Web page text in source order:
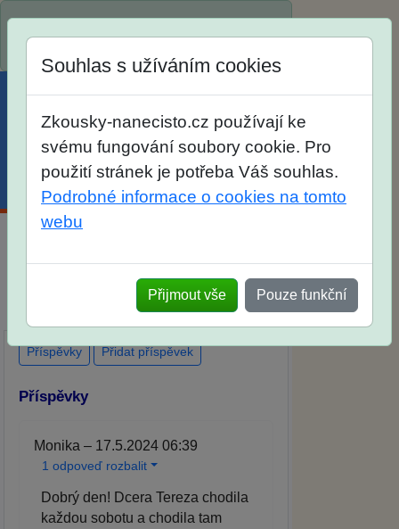
SŠ? Vaše ohlasy po skutečných
přijímacích zkouškách
Souhlas s užíváním cookies
Zkousky-nanecisto.cz používají ke
svému fungování soubory cookie. Pro
použití stránek je potřeba Váš souhlas.
Podrobné informace o cookies na tomto
webu
Přijmout vše Pouze funkční
Příspěvky Přidat příspěvek
Příspěvky
Monika – 17.5.2024 06:39
1 odpoveď rozbalit
Dobrý den! Dcera Tereza chodila
každou sobotu a chodila tam